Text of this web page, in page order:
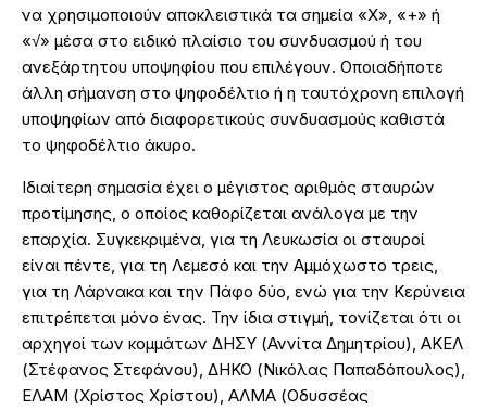
να χρησιμοποιούν αποκλειστικά τα σημεία «X», «+» ή
«√» μέσα στο ειδικό πλαίσιο του συνδυασμού ή του
ανεξάρτητου υποψηφίου που επιλέγουν. Οποιαδήποτε
άλλη σήμανση στο ψηφοδέλτιο ή η ταυτόχρονη επιλογή
υποψηφίων από διαφορετικούς συνδυασμούς καθιστά
το ψηφοδέλτιο άκυρο.
Ιδιαίτερη σημασία έχει ο μέγιστος αριθμός σταυρών
προτίμησης, ο οποίος καθορίζεται ανάλογα με την
επαρχία. Συγκεκριμένα, για τη Λευκωσία οι σταυροί
είναι πέντε, για τη Λεμεσό και την Αμμόχωστο τρεις,
για τη Λάρνακα και την Πάφο δύο, ενώ για την Κερύνεια
επιτρέπεται μόνο ένας. Την ίδια στιγμή, τονίζεται ότι οι
αρχηγοί των κομμάτων ΔΗΣΥ (Αννίτα Δημητρίου), ΑΚΕΛ
(Στέφανος Στεφάνου), ΔΗΚΟ (Νικόλας Παπαδόπουλος),
ΕΛΑΜ (Χρίστος Χρίστου), ΑΛΜΑ (Οδυσσέας